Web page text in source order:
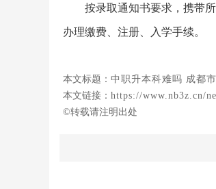
按录取通知书要求，携带
办理缴费、注册、入学手续。
本文标题： 中职升本科难吗 成都
本文链接： https://www.nb3z.cn/
©转载请注明出处